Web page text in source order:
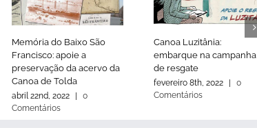
Memória do Baixo São
Francisco: apoie a
preservação da acervo da
Canoa de Tolda
abril 22nd, 2022
0
Comentários
Canoa Luzitânia:
embarque na campanha
de resgate
fevereiro 8th, 2022
0
Comentários